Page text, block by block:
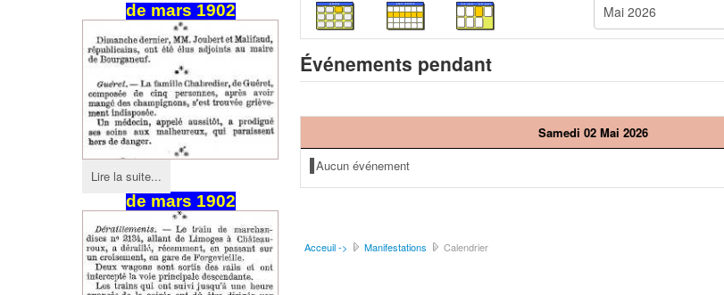
de mars 1902
Lire la suite...
de mars 1902
Événements pendant
Samedi 02 Mai 2026
Aucun événement
Acceuil -> Manifestations Calendrier